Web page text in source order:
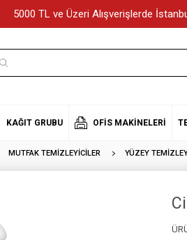
5000 TL ve Üzeri Alışverişlerde
KAĞIT GRUBU OFIS MAKINELERI
MUTFAK TEMIZLEYICILER YÜZEY